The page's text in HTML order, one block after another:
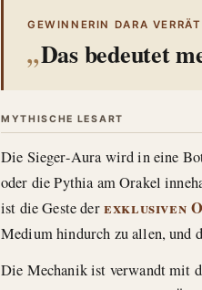
GEWINNERIN DARA
Das bedeutet
MYTHISCHE LESART
Die Sieger-Aura wird in eine
oder die Pythia am Orakel
ist die Geste derexklusiven
Medium hindurch zu allen, und
Die Mechanik ist verwandt mit